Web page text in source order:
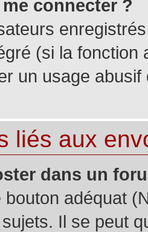
connecter ?
(si la fonction
un usage
liés aux
dans un
bouton adéquat
Il se peut